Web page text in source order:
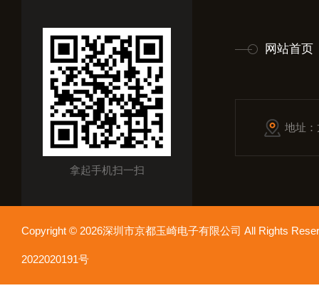
拿起手机扫一扫
网站首页
地址
Copyright © 2026深圳市京都玉崎电子有限公司 All Rights
2022020191号